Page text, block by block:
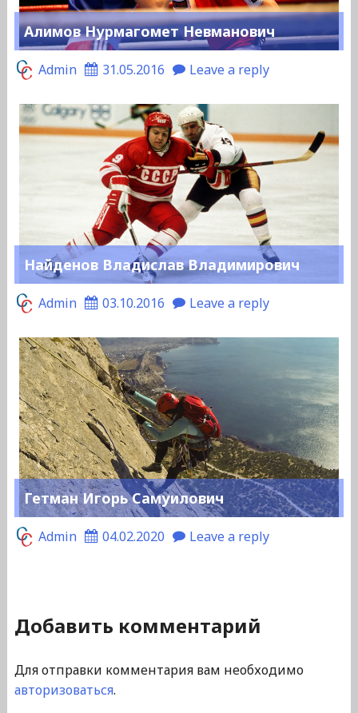
Алимов Нурмагомет Невманович
Admin 31.05.2016 Leave a reply
Найденов Владислав Владимирович
Admin 03.10.2016 Leave a reply
Гетман Игорь Самуилович
Admin 04.02.2020 Leave a reply
Добавить комментарий
Для отправки комментария вам необходимо
авторизоваться.